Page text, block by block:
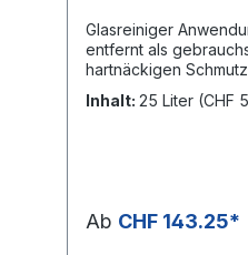
Glasreiniger Anwendung PAGOVITRE
entfernt als
hartnäckigen
Sprühflasche zu
Inhalt: 25 Liter (CHF
Ab CHF 143.25*